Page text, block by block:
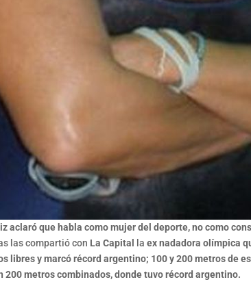
aclaró que habla como mujer del deporte, no como
las compartió con La Capital laex nadadora olímpica
libres y marcó récord argentino; 100 y 200 metros de
200 metros combinados, donde tuvo récord argentino.